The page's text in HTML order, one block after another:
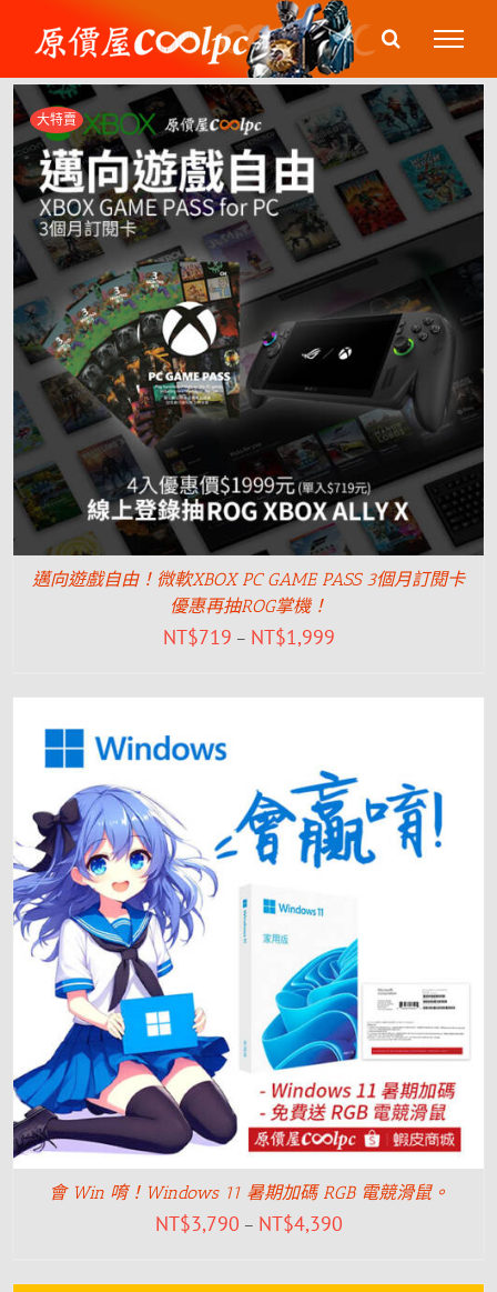
content
大特賣
邁向遊戲自由！微軟XBOX PC GAME PASS 3個月訂閱卡
優惠再抽ROG掌機！
NT$719 – NT$1,999
會 Win 唷！Windows 11 暑期加碼 RGB 電競滑鼠。
NT$3,790 – NT$4,390